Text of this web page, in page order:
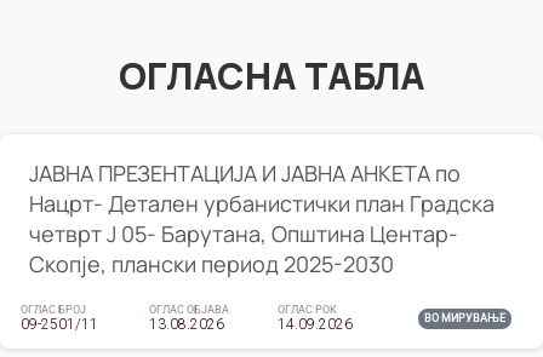
ОГЛАСНА ТАБЛА
ЈАВНА ПРЕЗЕНТАЦИЈА И ЈАВНА АНКЕТА по
Нацрт- Детален урбанистички план Градска
четврт Ј 05- Барутана, Општина Центар-
Скопје, плански период 2025-2030
ОГЛАС БРОЈ
09-2501/11
ОГЛАС ОБЈАВА
13.08.2026
ОГЛАС РОК
14.09.2026 ВО МИРУВАЊЕ